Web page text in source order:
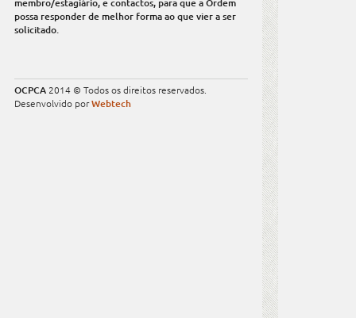
membro/estagiário, e contactos, para que a Ordem
possa responder de melhor forma ao que vier a ser
solicitado.
OCPCA 2014 © Todos os direitos reservados.
Desenvolvido porWebtech